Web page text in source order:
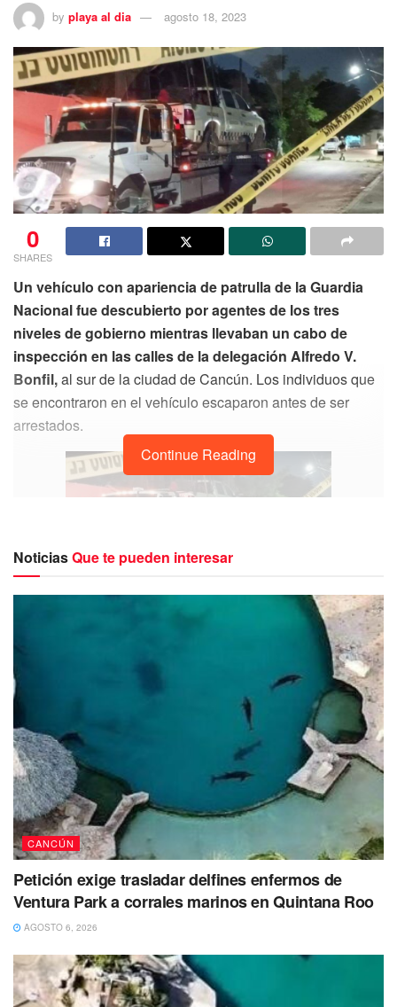
by playa al dia agosto 18, 2023
0
SHARES
Un vehículo con apariencia de patrulla de la Guardia
Nacional fue descubierto por agentes de los tres
niveles de gobierno mientras llevaban un cabo de
inspección en las calles de la delegación Alfredo V.
Bonfil,al sur de la ciudad de Cancún. Los individuos que
se encontraron en el vehículo escaparon antes de ser
arrestados.
Durante un patrullaje en el cruce de las calles Miguel
Hidalgo y Serapio Flota Mass, en la Supermanzana 308,
los oficiales notaron la presencia de una patrulla
falsificada, lo que les pareció inusual dado que no había
presencia de otras fuerzas de seguridad. Intrigados, se
aproximaron al vehículo, pero este emprendió la huida de
inmediato.
Fue entonces cuando Iniciaron una persecución que
culminó con los delincuentes quienes abandonaron el
vehículo escapando a pie.
A lo largo de un período de aproximadamente dos horas,
Continue Reading
NoticiasQue te pueden interesar
CANCÚN
Petición exige trasladar delfines enfermos de
Ventura Park a corrales marinos en Quintana Roo
AGOSTO 6, 2026